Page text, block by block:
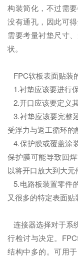
构装简化，不过需
没有通孔，因此可
需要考量衬垫尺寸
状。
FPC软板表面贴装
1.衬垫应该要进行
2.开口应该要定义
3.衬垫应该要完整
受浮力与返工循环的
4.保护膜或覆盖涂
保护膜可能导致回
以将开口放大到大元
5.电路板装置零件
又很多的特定表面贴
连接器选择对于系
行检讨与决定。
结构中多的。可用